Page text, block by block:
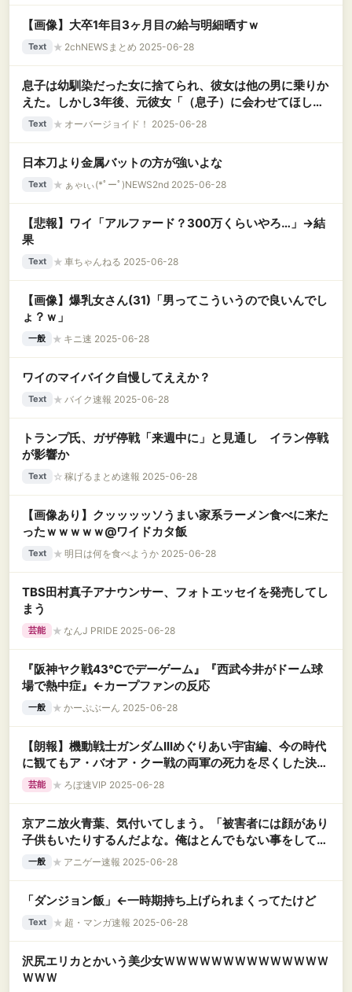
【画像】大卒1年目3ヶ月目の給与明細晒すｗ
Text ★ 2chNEWSまとめ 2025-06-28
息子は幼馴染だった女に捨てられ、彼女は他の男に乗りか
えた。しかし3年後、元彼女「（息子）に会わせてほしい
です…」私「もう結婚しているよ」元彼女「！」 → 衝
Text ★ オーバージョイド！ 2025-06-28
日本刀より金属バットの方が強いよな
Text ★ ぁゃιぃ(*ﾟーﾟ)NEWS2nd 2025-06-28
【悲報】ワイ「アルファード？300万くらいやろ…」→結
果
Text ★ 車ちゃんねる 2025-06-28
【画像】爆乳女さん(31)「男ってこういうので良いんでし
ょ？ｗ」
一般 ★ キニ速 2025-06-28
ワイのマイバイク自慢してええか？
Text ★ バイク速報 2025-06-28
トランプ氏、ガザ停戦「来週中に」と見通し イラン停戦
が影響か
Text ☆ 稼げるまとめ速報 2025-06-28
【画像あり】クッッッッソうまい家系ラーメン食べに来た
ったｗｗｗｗｗ@ワイドカタ飯
Text ★ 明日は何を食べようか 2025-06-28
TBS田村真子アナウンサー、フォトエッセイを発売してし
まう
芸能 ★ なんJ PRIDE 2025-06-28
『阪神ヤク戦43℃でデーゲーム』『西武今井がドーム球
場で熱中症』←カープファンの反応
一般 ★ かーぷぶーん 2025-06-28
【朗報】機動戦士ガンダムIIIめぐりあい宇宙編、今の時代
に観てもア・バオア・クー戦の両軍の死力を尽くした決戦
の見応えが半端じゃない…（画像あり）
芸能 ★ ろぼ速VIP 2025-06-28
京アニ放火青葉、気付いてしまう。「被害者には顔があり
子供もいたりするんだよな。俺はとんでもない事をしてし
まった...」
一般 ★ アニゲー速報 2025-06-28
「ダンジョン飯」←一時期持ち上げられまくってたけど
Text ★ 超・マンガ速報 2025-06-28
沢尻エリカとかいう美少女ＷＷＷＷＷＷＷＷＷＷＷＷＷＷ
ＷＷＷ